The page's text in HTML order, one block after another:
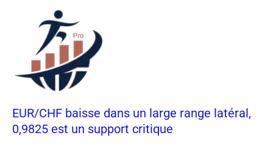
EUR/CHF baisse dans un large range latéral,
0,9825 est un support critique